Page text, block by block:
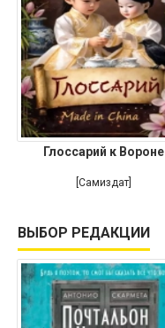
Глоссарий к Вороне
[Самиздат]
ВЫБОР РЕДАКЦИИ